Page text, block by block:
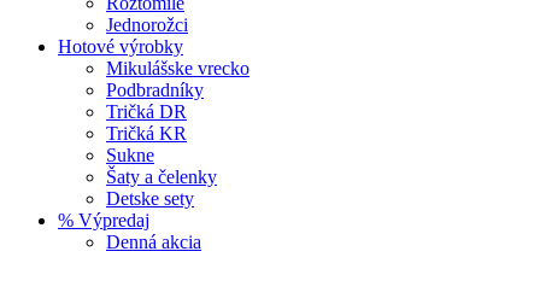
Jednorožci
Hotové výrobky
Mikulášske vrecko
Podbradníky
Tričká DR
Tričká KR
Sukne
Šaty a čelenky
Detske sety
% Výpredaj
Denná akcia